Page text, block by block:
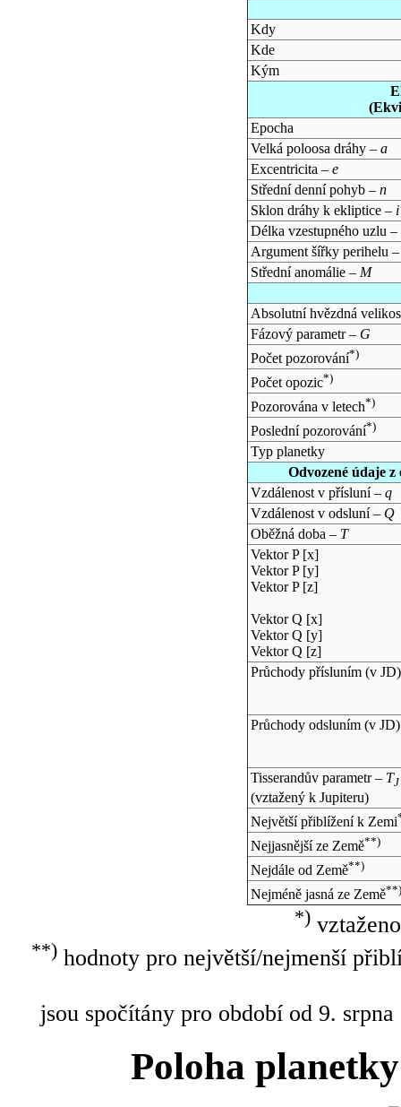
Kdy
Kde
Kým
Epocha
Velká poloosa dráhy – a
Excentricita – e
Střední denní pohyb – n
Sklon dráhy k ekliptice – i
Délka vzestupného uzlu –
Argument šířky perihelu
Střední anomálie – M
Absolutní hvězdná
Fázový parametr – G
Počet pozorování*)
Počet opozic*)
Pozorována v letech*)
Poslední pozorování*)
Typ planetky
Odvozené údaje
Vzdálenost v přísluní – q
Vzdálenost v odsluní – Q
Oběžná doba – T
Vektor P [x]
Vektor P [y]
Vektor P [z]
Vektor Q [x]
Vektor Q [y]
Vektor Q [z]
Průchody přísluním (v JD)
Průchody odsluním (v JD)
Tisserandův parametr – TJ
(vztažený k Jupiteru)
Největší přiblížení k Zemi
Nejjasnější ze Země**)
Nejdále od Země**)
Nejméně jasná ze Země**)
*)
**)hodnoty pro největší/nejmenší
jsou spočítány pro období od 9.
Poloha